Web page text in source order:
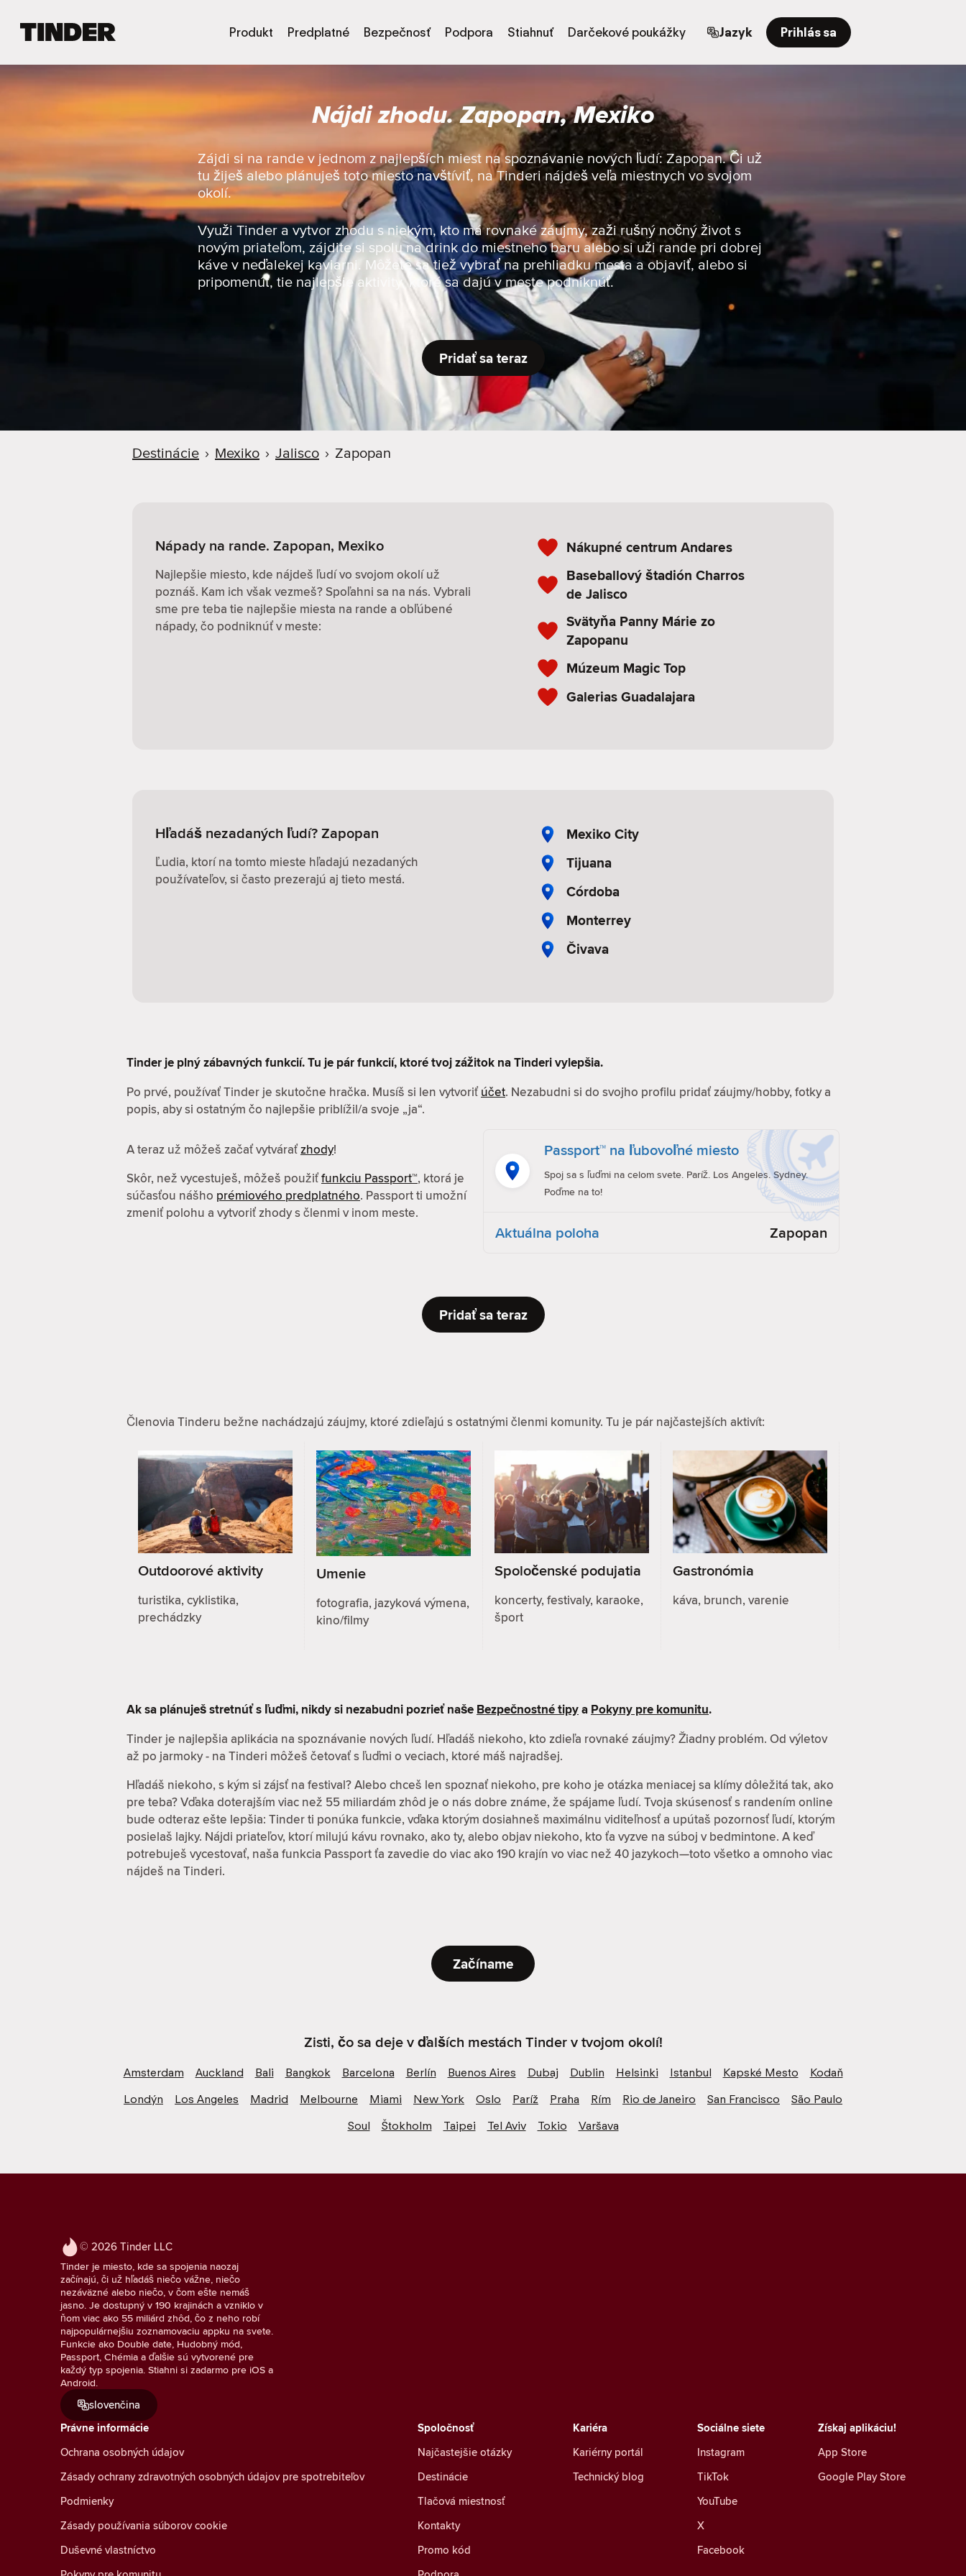
v
r
a
z
Produkt Predplatné Bezpečnosť Podpora Stiahnuť Darčekové poukážky Jazyk Prihlás sa
Nájdi zhodu. Zapopan, Mexiko
Zájdi si na rande v jednom z najlepších miest na spoznávanie nových ľudí: Zapopan. Či už
tu žiješ alebo plánuješ toto miesto navštíviť, na Tinderi nájdeš veľa miestnych vo svojom
okolí.
Využi Tinder a vytvor zhodu s niekým, kto má rovnaké záujmy, zaži rušný nočný život s
novým priateľom, zájdite si spolu na drink do miestneho baru alebo si uži rande pri dobrej
káve v neďalekej kaviarni. Môžete sa tiež vybrať na prehliadku mesta a objaviť, alebo si
pripomenúť, tie najlepšie aktivity, ktoré sa dajú v meste podniknúť.
Pridať sa teraz
Destinácie › Mexiko › Jalisco › Zapopan
Nápady na rande. Zapopan, Mexiko
Najlepšie miesto, kde nájdeš ľudí vo svojom okolí už
poznáš. Kam ich však vezmeš? Spoľahni sa na nás. Vybrali
sme pre teba tie najlepšie miesta na rande a obľúbené
nápady, čo podniknúť v meste:
Nákupné centrum Andares
Baseballový štadión Charros
de Jalisco
Svätyňa Panny Márie zo
Zapopanu
Múzeum Magic Top
Galerias Guadalajara
Hľadáš nezadaných ľudí? Zapopan
Ľudia, ktorí na tomto mieste hľadajú nezadaných
používateľov, si často prezerajú aj tieto mestá.
Mexiko City
Tijuana
Córdoba
Monterrey
Čivava
Tinder je plný zábavných funkcií. Tu je pár funkcií, ktoré tvoj zážitok na Tinderi vylepšia.
Po prvé, používať Tinder je skutočne hračka. Musíš si len vytvoriť účet. Nezabudni si do svojho profilu pridať záujmy/hobby, fotky a
popis, aby si ostatným čo najlepšie priblížil/a svoje „ja“.
A teraz už môžeš začať vytváraťzhody!
Skôr, než vycestuješ, môžeš použiťfunkciu Passport™, ktorá je
súčasťou nášho prémiového predplatného. Passport ti umožní
zmeniť polohu a vytvoriť zhody s členmi v inom meste.
Passport™ na ľubovoľné miesto
Spoj sa s ľuďmi na celom svete. Paríž. Los Angeles. Sydney.
Poďme na to!
Aktuálna poloha Zapopan
Pridať sa teraz
Členovia Tinderu bežne nachádzajú záujmy, ktoré zdieľajú s ostatnými členmi komunity. Tu je pár najčastejších aktivít:
Outdoorové aktivity
turistika, cyklistika,
prechádzky
Umenie
fotografia, jazyková výmena,
kino/filmy
Spoločenské podujatia
koncerty, festivaly, karaoke,
šport
Gastronómia
káva, brunch, varenie
Ak sa plánuješ stretnúť s ľuďmi, nikdy si nezabudni pozrieť naše Bezpečnostné tipya Pokyny pre komunitu.
Tinder je najlepšia aplikácia na spoznávanie nových ľudí. Hľadáš niekoho, kto zdieľa rovnaké záujmy? Žiadny problém. Od výletov
až po jarmoky - na Tinderi môžeš četovať s ľuďmi o veciach, ktoré máš najradšej.
Hľadáš niekoho, s kým si zájsť na festival? Alebo chceš len spoznať niekoho, pre koho je otázka meniacej sa klímy dôležitá tak, ako
pre teba? Vďaka doterajším viac než 55 miliardám zhôd je o nás dobre známe, že spájame ľudí. Tvoja skúsenosť s randením online
bude odteraz ešte lepšia: Tinder ti ponúka funkcie, vďaka ktorým dosiahneš maximálnu viditeľnosť a upútaš pozornosť ľudí, ktorým
posielaš lajky. Nájdi priateľov, ktorí milujú kávu rovnako, ako ty, alebo objav niekoho, kto ťa vyzve na súboj v bedmintone. A keď
potrebuješ vycestovať, naša funkcia Passport ťa zavedie do viac ako 190 krajín vo viac než 40 jazykoch—toto všetko a omnoho viac
nájdeš na Tinderi.
Začíname
Zisti, čo sa deje v ďalších mestách Tinder v tvojom okolí!
Amsterdam Auckland Bali Bangkok Barcelona Berlín Buenos Aires Dubaj Dublin Helsinki Istanbul Kapské Mesto
Kodaň
Londýn
Los Angeles Madrid Melbourne Miami New York Oslo Paríž Praha Rím Rio de Janeiro San Francisco
São Paulo
Soul
Štokholm Taipei Tel Aviv Tokio Varšava
© 2026 Tinder LLC
Tinder je miesto, kde sa spojenia naozaj
začínajú, či už hľadáš niečo vážne, niečo
nezáväzné alebo niečo, v čom ešte nemáš
jasno. Je dostupný v 190 krajinách a vzniklo v
ňom viac ako 55 miliárd zhôd, čo z neho robí
najpopulárnejšiu zoznamovaciu appku na svete.
Funkcie ako Double date, Hudobný mód,
Passport, Chémia a ďalšie sú vytvorené pre
každý typ spojenia. Stiahni si zadarmo pre iOS a
Android.
slovenčina
Sociálne siete
Instagram
TikTok
YouTube
X
Facebook
Právne informácie
Ochrana osobných údajov
Zásady ochrany zdravotných osobných údajov pre spotrebiteľov
Podmienky
Zásady používania súborov cookie
Duševné vlastníctvo
Kariéra
Kariérny portál
Technický blog
Spoločnosť
Najčastejšie otázky
Destinácie
Tlačová miestnosť
Kontakty
Promo kód
Získaj aplikáciu!
App Store
Google Play Store